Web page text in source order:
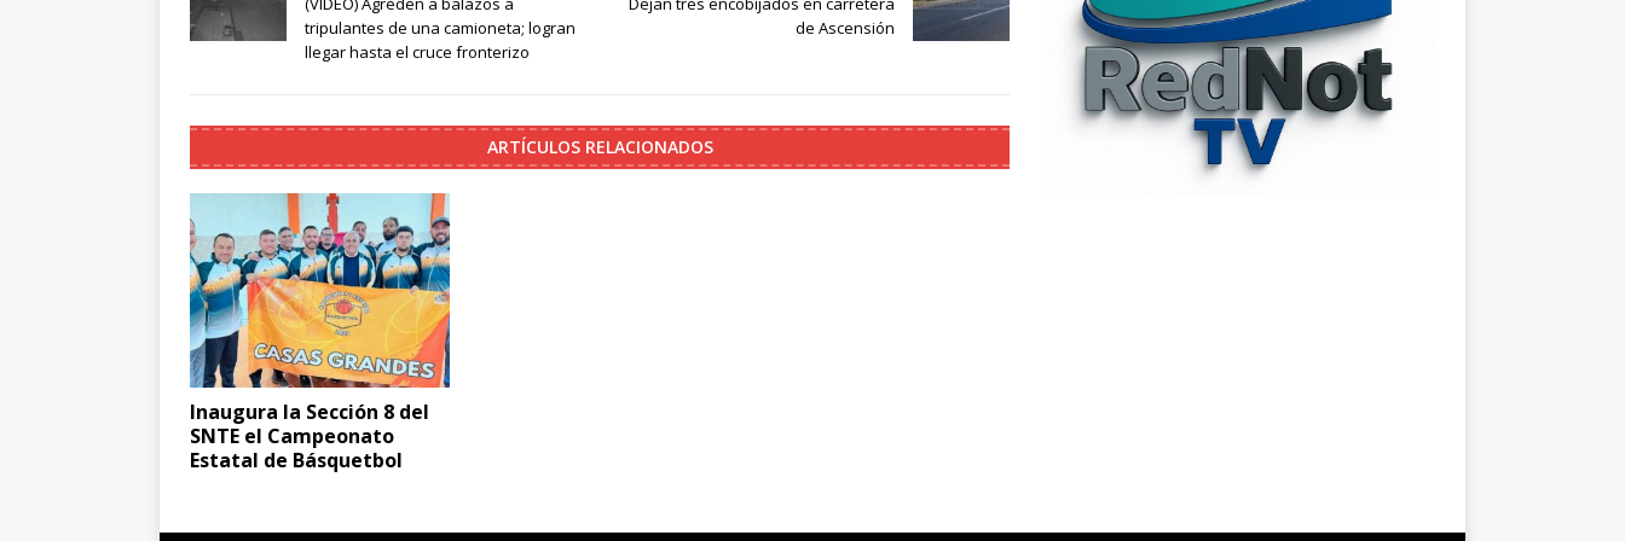
tripulantes de una camioneta; logran
llegar hasta el cruce fronterizo
de Ascensión
ARTÍCULOS RELACIONADOS
Inaugura la Sección 8 del
SNTE el Campeonato
Estatal de Básquetbol